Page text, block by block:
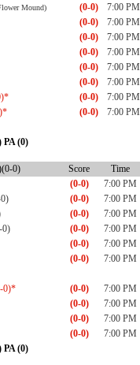
Mound) (0-0)
7:00 PM
(0-0)
7:00 PM
(0-0)
7:00 PM
(0-0)
7:00 PM
(0-0)
7:00 PM
(0-0)
7:00 PM
(0-0)
7:00 PM
(0-0)
7:00 PM
PA (0)
0) Score
Time
(0-0)
7:00 PM
(0-0)
7:00 PM
(0-0)
7:00 PM
0) (0-0)
7:00 PM
(0-0)
7:00 PM
(0-0)
7:00 PM
0)* (0-0)
7:00 PM
(0-0)
7:00 PM
(0-0)
7:00 PM
(0-0)
7:00 PM
PA (0)